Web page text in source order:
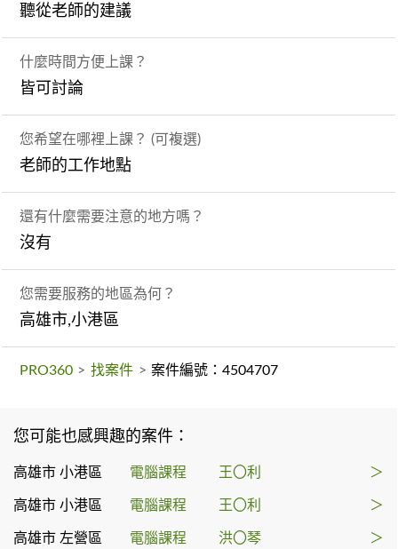
聽從老師的建議
什麼時間方便上課？
皆可討論
您希望在哪裡上課？ (可複選)
老師的工作地點
還有什麼需要注意的地方嗎？
沒有
您需要服務的地區為何？
高雄市,小港區
PRO360 > 找案件 > 案件編號：4504707
您可能也感興趣的案件：
高雄市 小港區 電腦課程 王〇利 ＞
高雄市 小港區 電腦課程 王〇利 ＞
高雄市 左營區 電腦課程 洪〇琴 ＞